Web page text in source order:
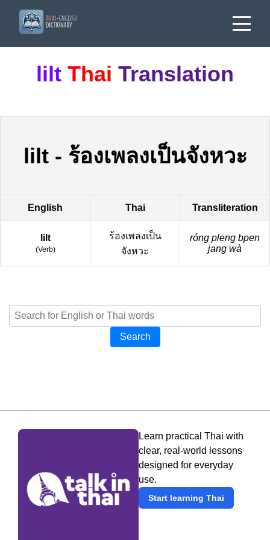
lilt Thai Translation
lilt- ร้องเพลงเป็นจังหวะ
English Thai Transliteration
lilt
(Verb)
ร้องเพลงเป็น
จังหวะ
róng pleng bpen
jang wà
Search
Learn practical Thai with
clear, real-world lessons
designed for everyday
use.
Start learning Thai